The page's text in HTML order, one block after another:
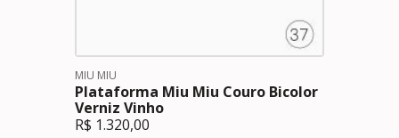
MIU MIU
Plataforma Miu Miu Couro Bicolor
Verniz Vinho
R$ 1.320,00